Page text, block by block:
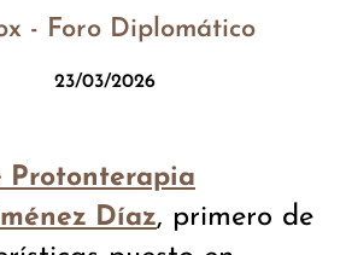
- Foro Diplomático
23/03/2026
Protonterapia
Díaz, primero de